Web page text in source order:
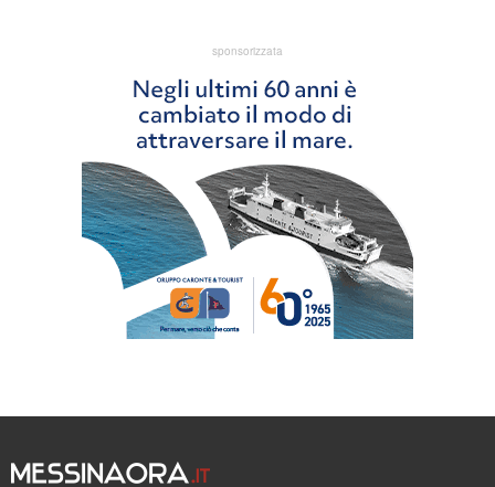
sponsorizzata